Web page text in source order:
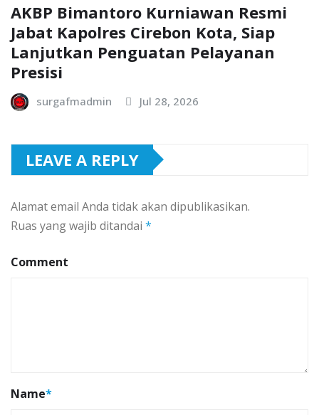
AKBP Bimantoro Kurniawan Resmi
Jabat Kapolres Cirebon Kota, Siap
Lanjutkan Penguatan Pelayanan
Presisi
surgafmadmin Jul 28, 2026
LEAVE A REPLY
Alamat email Anda tidak akan dipublikasikan.
Ruas yang wajib ditandai *
Comment
Name*